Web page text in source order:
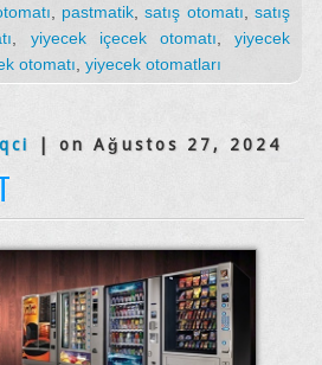
pastmatik,satış otomatı
satış
yiyecek içecek otomatı ,yiyecek
otomatı yiyecek otomatları
| on Ağustos 27, 2024